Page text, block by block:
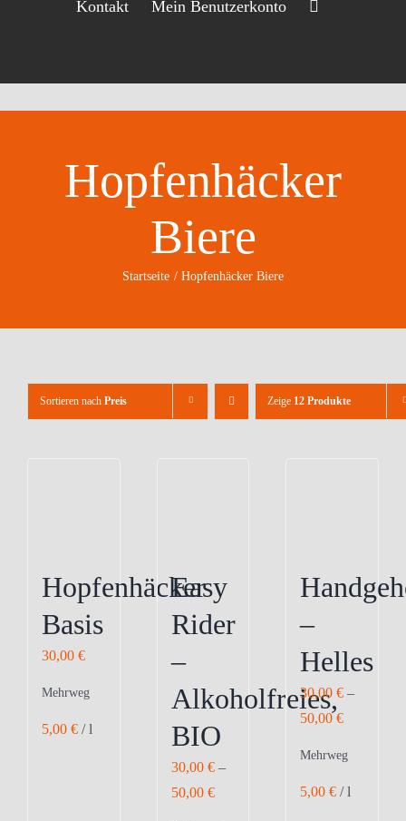
Kontakt Mein Benutzerkonto
Hopfenhäcker
Biere
Startseite Hopfenhäcker Biere
Sortieren nach Preis Zeige 12 Produkte
Hopfenhäcker
Basis
30,00 €
Mehrweg
5,00 € /l
Easy
Rider
–
Alkoholfreies,
BIO
30,00 €–
50,00 €
–
Helles
30,00€ –
50,00€
Mehrweg
5,00€ /l